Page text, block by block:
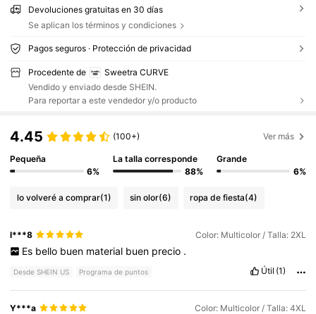
Devoluciones gratuitas en 30 días
Se aplican los términos y condiciones
Pagos seguros · Protección de privacidad
Procedente de
Sweetra CURVE
Vendido y enviado desde SHEIN.
Para reportar a este vendedor y/o producto
4.45 (100+) Ver más
Pequeña
6%
La talla corresponde
88%
Grande
6%
lo volveré a comprar(1) sin olor(6) ropa de fiesta(4)
l***8 Color: Multicolor / Talla: 2XL
Es bello buen material buen precio .
Desde SHEIN US Programa de puntos Útil (1)
Y***a Color: Multicolor / Talla: 4XL